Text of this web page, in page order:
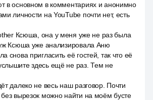
в основном в комментариях и анонимно
личности на YouTube почти нет, есть
Ксюша, она у меня уже не раз была
Ксюша уже анализировала Аню
снова пригласить её гостей, так что её
здесь ещё не раз. Тем не
далеко не весь наш разговор. Почти
без вырезок можно найти на моём бусте